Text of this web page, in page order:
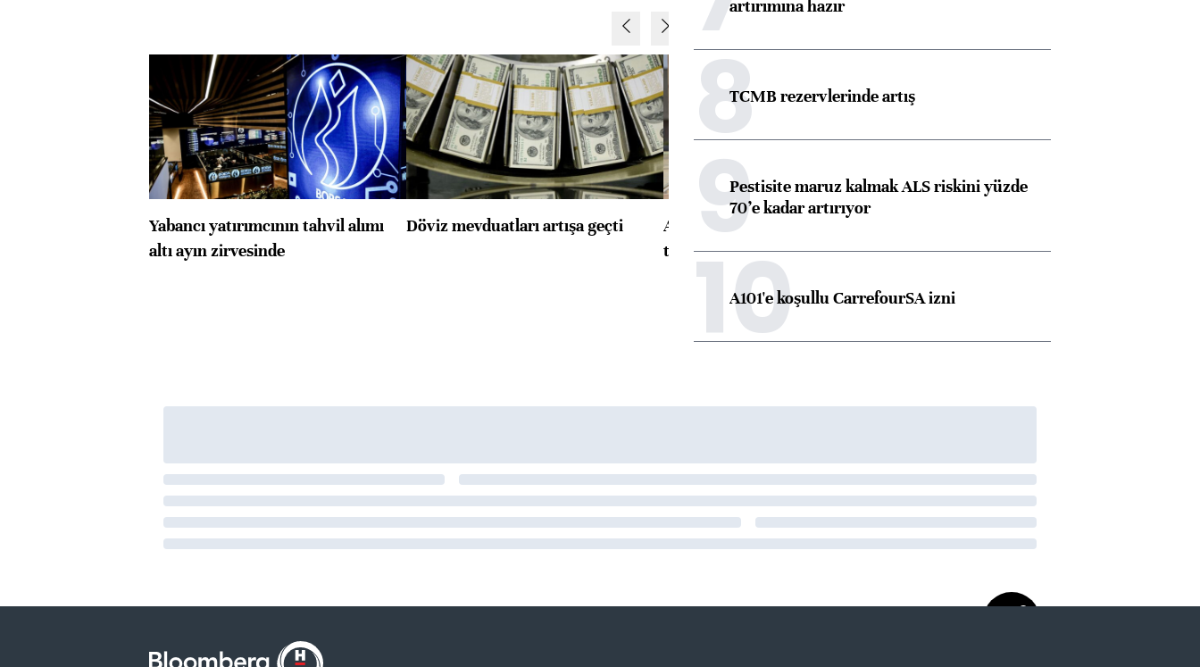
Yabancı yatırımcının tahvil alımı
altı ayın zirvesinde
Döviz mevduatları artışa geçti
ABD'de konut başlangıçları
toparlandı
artırımına hazır
8TCMB rezervlerinde artış
9Pestisite maruz kalmak ALS riskini yüzde
70’e kadar artırıyor
10
A101'e koşullu CarrefourSA izni